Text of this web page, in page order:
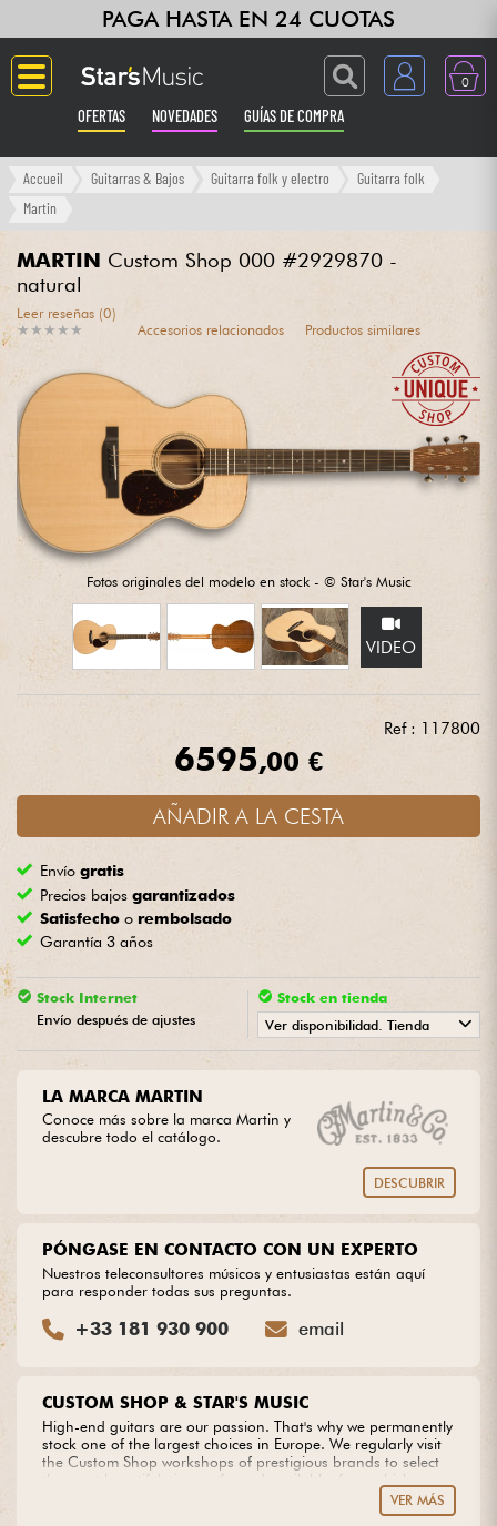
PAGA HASTA EN 24 CUOTAS
0
OFERTAS NOVEDADES GUÍAS DE COMPRA
Langue
Sintetizadores & samplers
Grabación
Auriculares
Micros
DJ
Sistemas de Sonido
Batería y percusión
Vientos
Violines y cuarteto
Cables & Acces.
HiFi
Ver nuestras marcas
Accueil Guitarras & Bajos Guitarra folk y electro
Guitarra folk
Martin
MARTIN Custom Shop 000 #2929870 -
natural
★ ★ ★ ★ ★
★ ★ ★ ★ ★
Leer reseñas (0)
Accesorios relacionados
Productos similares
Fotos originales del modelo en stock - © Star's Music
VIDEO
Ref : 117800
6595,00 €
AÑADIR A LA CESTA
Envíogratis
Precios bajosgarantizados
Satisfecho o rembolsado
Garantía 3 años
Stock Internet
Envío después de ajustes
Stock en tienda
Ver disponibilidad. Tienda
LA MARCA MARTIN
Conoce más sobre la marca Martin y
descubre todo el catálogo.
DESCUBRIR
CUSTOM SHOP & STAR'S MUSIC
High-end guitars are our passion. That's why we permanently
stock one of the largest choices in Europe. We regularly visit
the Custom Shop workshops of prestigious brands to select
the most beautiful pieces of wood available, from which we
create our own models. Do you dream of an extraordinary
guitar? Entrust us with your project with complete peace of
VER MÁS
PÓNGASE EN CONTACTO CON UN EXPERTO
Nuestros teleconsultores músicos y entusiastas están aquí
para responder todas sus preguntas.
+33 181 930 900 email